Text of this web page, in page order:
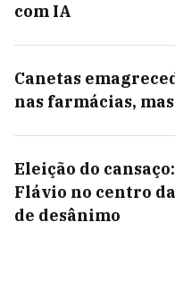
com IA
Canetas
nas farmácias,
Eleição do
Flávio no centro
de desânimo